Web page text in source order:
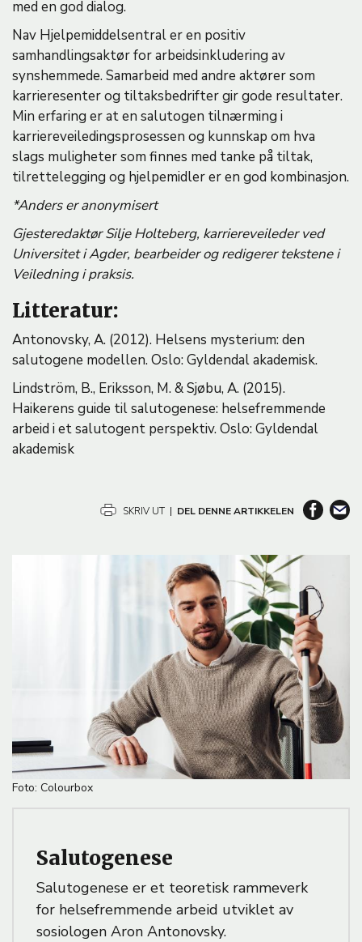
med en god dialog.
Nav Hjelpemiddelsentral er en positiv
samhandlingsaktør for arbeidsinkludering av
synshemmede. Samarbeid med andre aktører som
karrieresenter og tiltaksbedrifter gir gode resultater.
Min erfaring er at en salutogen tilnærming i
karriereveiledingsprosessen og kunnskap om hva
slags muligheter som finnes med tanke på tiltak,
tilrettelegging og hjelpemidler er en god kombinasjon.
*Anders er anonymisert
Gjesteredaktør Silje Holteberg, karriereveileder ved
Universitet i Agder, bearbeider og redigerer tekstene i
Veiledning i praksis.
Litteratur:
Antonovsky, A. (2012). Helsens mysterium: den
salutogene modellen. Oslo: Gyldendal akademisk.
Lindström, B., Eriksson, M. & Sjøbu, A. (2015).
Haikerens guide til salutogenese: helsefremmende
arbeid i et salutogent perspektiv. Oslo: Gyldendal
akademisk
SKRIV UT | DEL DENNE ARTIKKELEN
B
Foto: Colourbox
Salutogenese
Salutogenese er et teoretisk rammeverk
for helsefremmende arbeid utviklet av
sosiologen Aron Antonovsky.